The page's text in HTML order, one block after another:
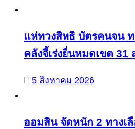
แห่ทวงสิทธิ บัตรคนจน ท
คลังจี้เร่งยื่นหมดเขต 31
5 สิงหาคม 2026
ออมสิน จัดหนัก 2 ทางเ